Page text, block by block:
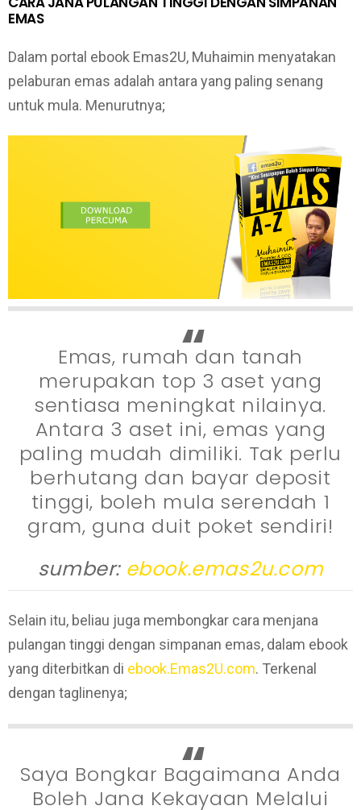
EMAS
Dalam portal ebook Emas2U, Muhaimin menyatakan
pelaburan emas adalah antara yang paling senang
untuk mula. Menurutnya;
Emas, rumah dan tanah
merupakan top 3 aset yang
sentiasa meningkat nilainya.
Antara 3 aset ini, emas yang
paling mudah dimiliki. Tak perlu
berhutang dan bayar deposit
tinggi, boleh mula serendah 1
gram, guna duit poket sendiri!
sumber: ebook.emas2u.com
Selain itu, beliau juga membongkar cara menjana
pulangan tinggi dengan simpanan emas, dalam ebook
yang diterbitkan di ebook.Emas2U.com. Terkenal
dengan taglinenya;
Saya Bongkar Bagaimana Anda
Boleh Jana Kekayaan Melalui